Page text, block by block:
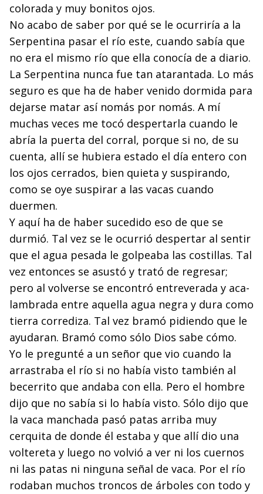
colorada y muy bonitos ojos.
No acabo de saber por qué se le ocurriría a la
Serpen­tina pasar el río este, cuando sabía que
no era el mismo río que ella conocía de a diario.
La Serpentina nunca fue tan atarantada. Lo más
seguro es que ha de haber venido dormida para
dejarse matar así nomás por nomás. A mí
muchas veces me tocó despertarla cuando le
abría la puer­ta del corral, porque si no, de su
cuenta, allí se hubiera es­tado el día entero con
los ojos cerrados, bien quieta y sus­pirando,
como se oye suspirar a las vacas cuando
duermen.
Y aquí ha de haber sucedido eso de que se
durmió. Tal vez se le ocurrió despertar al sentir
que el agua pesada le golpeaba las costillas. Tal
vez entonces se asustó y trató de regresar;
pero al volverse se encontró entreverada y aca­
lambrada entre aquella agua negra y dura como
tierra corrediza. Tal vez bramó pidiendo que le
ayudaran. Bramó como sólo Dios sabe cómo.
Yo le pregunté a un señor que vio cuando la
arrastraba el río si no había visto también al
becerrito que andaba con ella. Pero el hombre
dijo que no sabía si lo había vis­to. Sólo dijo que
la vaca manchada pasó patas arriba muy
cerquita de donde él estaba y que allí dio una
voltereta y luego no volvió a ver ni los cuernos
ni las patas ni ninguna señal de vaca. Por el río
rodaban muchos troncos de árbo­les con todo y